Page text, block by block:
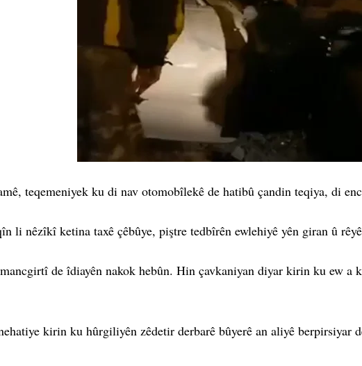
teqemeniyek ku di nav otomobîlekê de hatibû çandin teqiya, di
li nêzîkî ketina taxê çêbûye, piştre tedbîrên ewlehiyê yên giran û
de îdiayên nakok hebûn. Hin çavkaniyan diyar kirin ku ew
kirin ku hûrgiliyên zêdetir derbarê bûyerê an aliyê berpirsiyar